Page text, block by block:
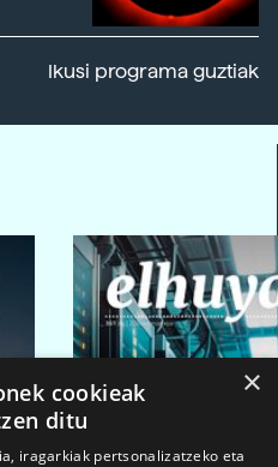
Ikusi programa guztiak
×
cookieak
ditu
iragarkiak pertsonalizatzeko eta